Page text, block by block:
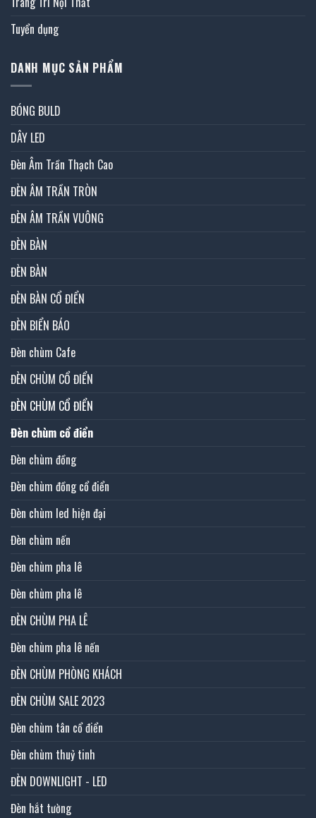
Tuyển dụng
DANH MỤC SẢN PHẨM
BÓNG BULD
DÂY LED
Đèn Âm Trần Thạch Cao
ĐÈN ÂM TRẦN TRÒN
ĐÈN ÂM TRẦN VUÔNG
ĐÈN BÀN
ĐÈN BÀN
ĐÈN BÀN CỔ ĐIỂN
ĐÈN BIỂN BÁO
Đèn chùm Cafe
ĐÈN CHÙM CỔ ĐIỂN
ĐÈN CHÙM CỔ ĐIỂN
Đèn chùm cổ điển
Đèn chùm đồng
Đèn chùm đồng cổ điển
Đèn chùm led hiện đại
Đèn chùm nến
Đèn chùm pha lê
Đèn chùm pha lê
ĐÈN CHÙM PHA LÊ
Đèn chùm pha lê nến
ĐÈN CHÙM PHÒNG KHÁCH
ĐÈN CHÙM SALE 2023
Đèn chùm tân cổ điển
Đèn chùm thuỷ tinh
ĐÈN DOWNLIGHT - LED
Đèn hắt tường